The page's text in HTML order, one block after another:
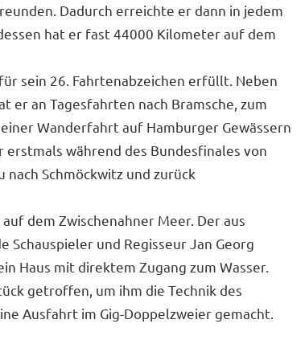
Dadurch erreichte er dann in jedem
hat er fast 44000 Kilometer auf dem
sein 26. Fahrtenabzeichen erfüllt. Neben
er an Tagesfahrten nach Bramsche, zum
Wanderfahrt auf Hamburger Gewässern
während des Bundesfinales von
nach Schmöckwitz und zurück
dem Zwischenahner Meer. Der aus
und Regisseur Jan Georg
Haus mit direktem Zugang zum Wasser.
getroffen, um ihm die Technik des
Ausfahrt im Gig-Doppelzweier gemacht.